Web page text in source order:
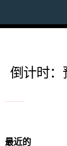
倒计时：
最近的